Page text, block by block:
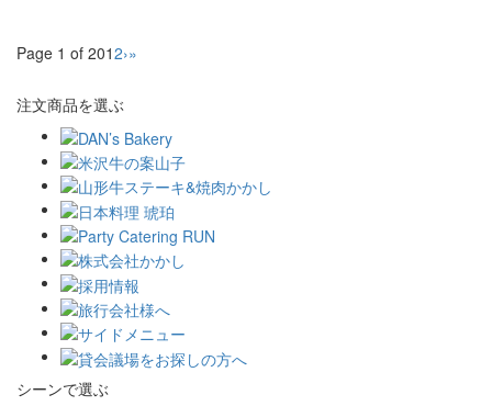
Page 1 of 2012›»
注文商品を選ぶ
シーンで選ぶ